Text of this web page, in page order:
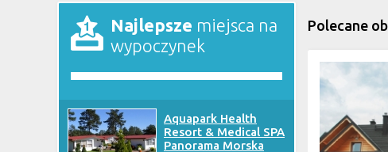
Najlepsze miejsca na
wypoczynek
Aquapark Health
Resort & Medical SPA
Panorama Morska
Polecane